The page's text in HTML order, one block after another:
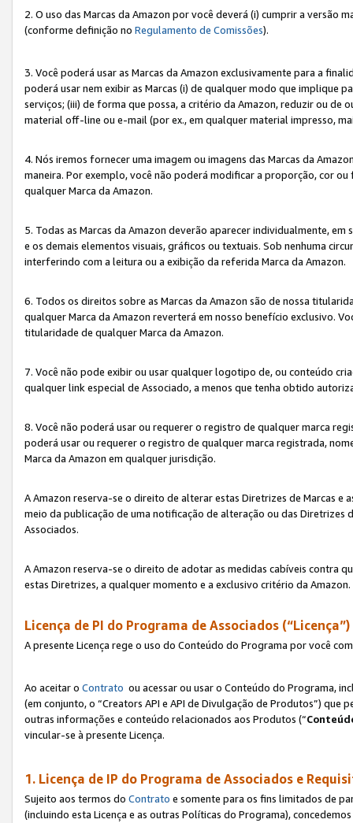
2. O uso das Marcas da Amazon por você deverá (i) cumprir a versão
(conforme definição no Regulamento de Comissões).
3. Você poderá usar as Marcas da Amazon exclusivamente para a
poderá usar nem exibir as Marcas (i) de qualquer modo que implique
serviços; (iii) de forma que possa, a critério da Amazon, reduzir ou de
material off-line ou e-mail (por ex., em qualquer material impresso,
4. Nós iremos fornecer uma imagem ou imagens das Marcas da
maneira. Por exemplo, você não poderá modificar a proporção, cor
qualquer Marca da Amazon.
5. Todas as Marcas da Amazon deverão aparecer individualmente,
e os demais elementos visuais, gráficos ou textuais. Sob nenhuma
interferindo com a leitura ou a exibição da referida Marca da Amazon.
6. Todos os direitos sobre as Marcas da Amazon são de nossa
qualquer Marca da Amazon reverterá em nosso benefício exclusivo.
titularidade de qualquer Marca da Amazon.
7. Você não pode exibir ou usar qualquer logotipo de, ou conteúdo
qualquer link especial de Associado, a menos que tenha obtido
8. Você não poderá usar ou requerer o registro de qualquer marca
poderá usar ou requerer o registro de qualquer marca registrada,
Marca da Amazon em qualquer jurisdição.
A Amazon reserva-se o direito de alterar estas Diretrizes de Marcas e
meio da publicação de uma notificação de alteração ou das Diretrizes
Associados.
A Amazon reserva-se o direito de adotar as medidas cabíveis contra
estas Diretrizes, a qualquer momento e a exclusivo critério da Amazon.
Licença de PI do Programa de Associados (“Licença”)
A presente Licença rege o uso do Conteúdo do Programa por você
Ao aceitar o Contrato ou acessar ou usar o Conteúdo do Programa,
(em conjunto, o “Creators API e API de Divulgação de Produtos”)
outras informações e conteúdo relacionados aos Produtos (“
vincular-se à presente Licença.
1. Licença de IP do Programa de Associados e
Sujeito aos termos do Contrato e somente para os fins limitados de
(incluindo esta Licença e as outras Políticas do Programa),